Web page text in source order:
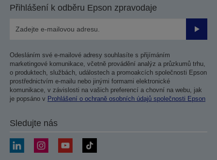
Přihlášení k odběru Epson zpravodaje
Odesláním své e-mailové adresy souhlasíte s přijímáním
marketingové komunikace, včetně provádění analýz a průzkumů trhu,
o produktech, službách, událostech a promoakcích společnosti Epson
prostřednictvím e-mailu nebo jinými formami elektronické
komunikace, v závislosti na vašich preferencí a chovní na webu, jak
je popsáno v Prohlášení o ochraně osobních údajů společnosti Epson
Sledujte nás